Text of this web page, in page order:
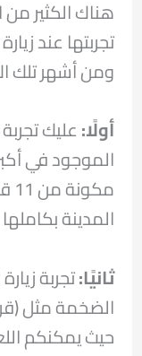
هناك الكثير
تجربتها عند
ومن أشهر تلك
أولًا:عليك
الموجود في
المدينة
ثانيًا:تجربة
الضخمة مثل
حيث يمكنكم